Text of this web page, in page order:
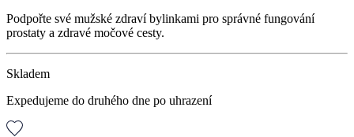
Podpořte své mužské zdraví bylinkami pro správné fungování
prostaty a zdravé močové cesty.
Skladem
Expedujeme do druhého dne po uhrazení